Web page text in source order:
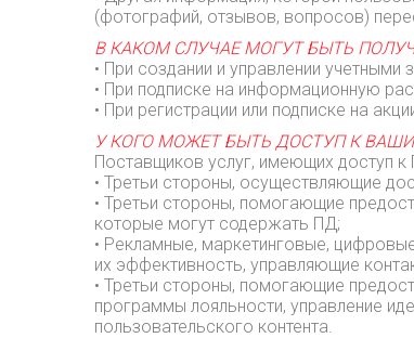
(фотографий, отзывов, вопросов)
В КАКОМ СЛУЧАЕ МОГУТ БЫТЬ
• При создании и управлении учетными
• При подписке на информационную
• При регистрации или подписке на
У КОГО МОЖЕТ БЫТЬ ДОСТУП К
Поставщиков услуг, имеющих доступ к
• Третьи стороны, осуществляющие
• Третьи стороны, помогающие
которые могут содержать ПД;
• Рекламные, маркетинговые,
их эффективность, управляющие
• Третьи стороны, помогающие
программы лояльности, управление
пользовательского контента.